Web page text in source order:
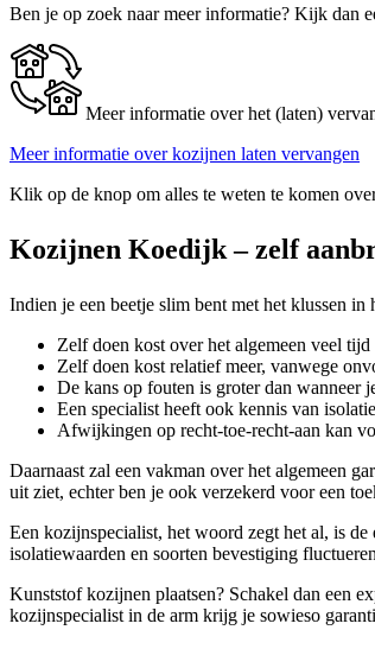
Ben je op zoek naar meer informatie? Kijk dan
Meer informatie over het (laten)
Meer informatie over kozijnen laten vervangen
Klik op de knop om alles te weten te komen
Kozijnen Koedijk – zelf
Indien je een beetje slim bent met het klussen
Zelf doen kost over het algemeen veel tijd
Zelf doen kost relatief meer, vanwege
De kans op fouten is groter dan wanneer
Een specialist heeft ook kennis van
Afwijkingen op recht-toe-recht-aan kan
Daarnaast zal een vakman over het algemeen
uit ziet, echter ben je ook verzekerd voor een
Een kozijnspecialist, het woord zegt het al, is
isolatiewaarden en soorten bevestiging
Kunststof kozijnen plaatsen? Schakel dan een
kozijnspecialist in de arm krijg je sowieso